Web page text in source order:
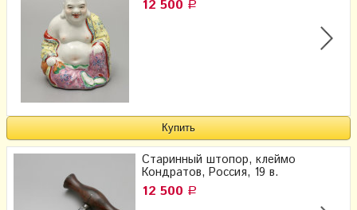
12 500 Р
Старинный штопор, клеймо
Кондратов, Россия, 19 в.
12 500 Р